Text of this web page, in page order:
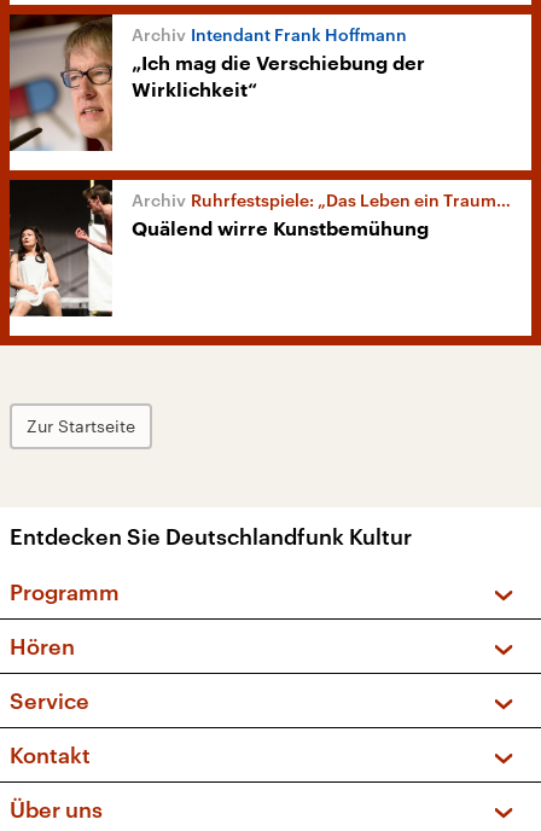
Intendant Frank Hoffmann
„Ich mag die Verschiebung der
Wirklichkeit“
Ruhrfestspiele: „Das Leben ein Traum. Calderón“
Quälend wirre Kunstbemühung
Zur Startseite
Entdecken Sie Deutschlandfunk Kultur
Programm
Sendungen und Podcasts
Musikliste
Kakadu – Das Kinderprogramm
Hören
Frequenzen (UKW + DAB+)
Service
FAQ
Apps
Newsletter
Kontakt
Über uns